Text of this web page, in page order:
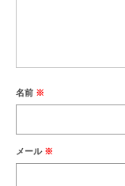
名前 ※
メール ※